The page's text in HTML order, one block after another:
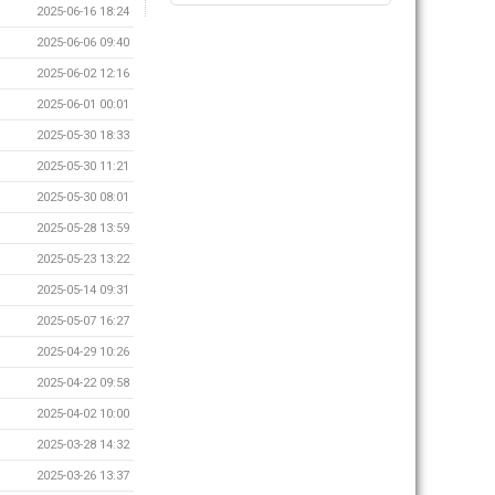
2025-06-16 18:24
2025-06-06 09:40
2025-06-02 12:16
2025-06-01 00:01
2025-05-30 18:33
2025-05-30 11:21
2025-05-30 08:01
2025-05-28 13:59
2025-05-23 13:22
2025-05-14 09:31
2025-05-07 16:27
2025-04-29 10:26
2025-04-22 09:58
2025-04-02 10:00
2025-03-28 14:32
2025-03-26 13:37